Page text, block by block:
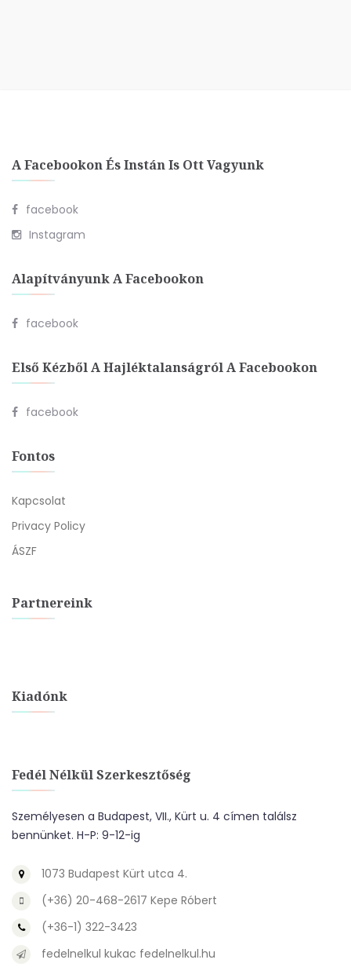
A Facebookon És Instán Is Ott Vagyunk
facebook
Instagram
Alapítványunk A Facebookon
facebook
Első Kézből A Hajléktalanságról A Facebookon
facebook
Fontos
Kapcsolat
Privacy Policy
ÁSZF
Partnereink
Kiadónk
Fedél Nélkül Szerkesztőség
Személyesen a Budapest, VII., Kürt u. 4 címen találsz
bennünket. H-P: 9-12-ig
1073 Budapest Kürt utca 4.
(+36) 20-468-2617 Kepe Róbert
(+36-1) 322-3423
fedelnelkul kukac fedelnelkul.hu